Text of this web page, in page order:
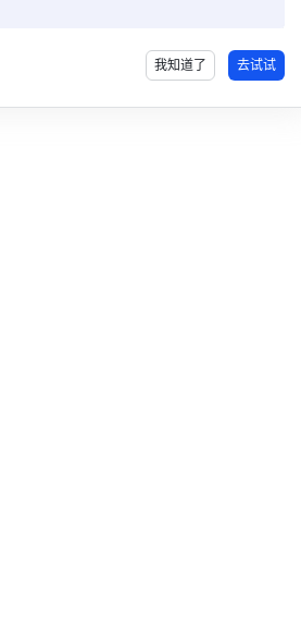
我知道了 去试试